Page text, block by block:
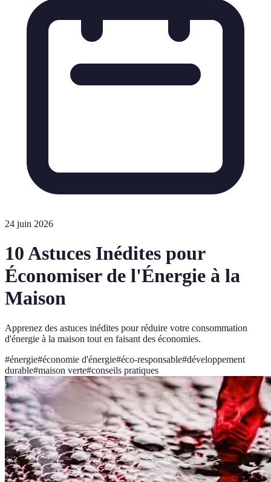
24 juin 2026
10 Astuces Inédites pour
Économiser de l'Énergie à la
Maison
Apprenez des astuces inédites pour réduire votre consommation
d'énergie à la maison tout en faisant des économies.
#énergie#économie d'énergie#éco-responsable#développement
durable#maison verte#conseils pratiques